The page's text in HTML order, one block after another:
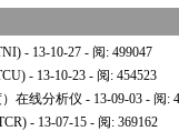
- 13-10-27 - 阅: 499047
- 13-10-23 - 阅: 454523
在线分析仪 - 13-09-03 - 阅:
- 13-07-15 - 阅: 369162